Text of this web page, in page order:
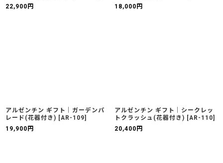
22,900 円
18,000 円
アルゼンチン ギフト｜ガーデンパ
レード(花器付き) [AR-109]
19,900 円
アルゼンチン ギフト｜シークレッ
トクラッシュ(花器付き) [AR-110]
20,400 円